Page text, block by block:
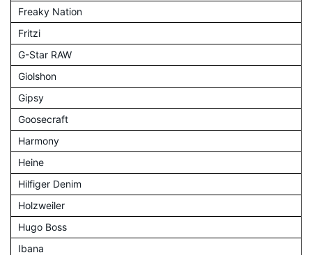
Freaky Nation
Fritzi
G-Star RAW
Giolshon
Gipsy
Goosecraft
Harmony
Heine
Hilfiger Denim
Holzweiler
Hugo Boss
Ibana